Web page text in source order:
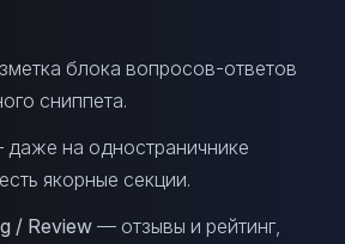
блока вопросов-ответов
сниппета.
на одностраничнике
якорные секции.
/ Review— отзывы и рейтинг,